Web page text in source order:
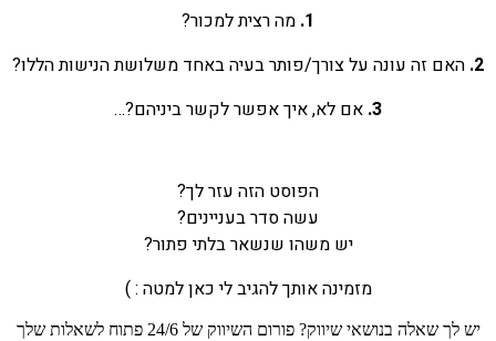
1. מה רצית למכור?
2. האם זה עונה על צורך/פותר בעיה באחד משלושת הנישות הללו?
3. אם לא, איך אפשר לקשר ביניהם?…
הפוסט הזה עזר לך?
עשה סדר בעניינים?
יש משהו שנשאר בלתי פתור?
מזמינה אותך להגיב לי כאן למטה : )
יש לך שאלה בנושאי שיווק? פורום השיווק של 24/6 פתוח לשאלות שלך